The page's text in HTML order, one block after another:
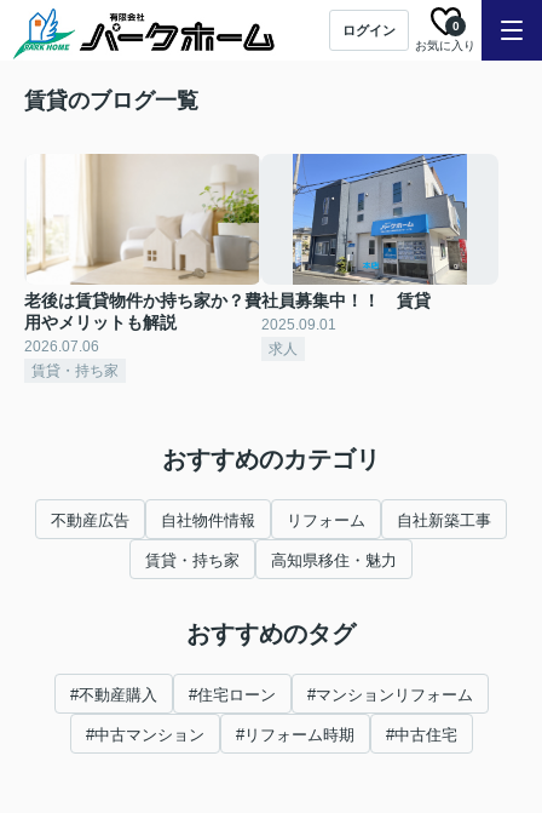
ログイン
お気に入り
0
賃貸のブログ一覧
老後は賃貸物件か持ち家か？費
用やメリットも解説
2026.07.06
賃貸・持ち家
社員募集中！！ 賃貸
2025.09.01
求人
おすすめのカテゴリ
不動産広告 自社物件情報 リフォーム 自社新築工事
賃貸・持ち家 高知県移住・魅力
おすすめのタグ
#不動産購入 #住宅ローン #マンションリフォーム
#中古マンション #リフォーム時期 #中古住宅